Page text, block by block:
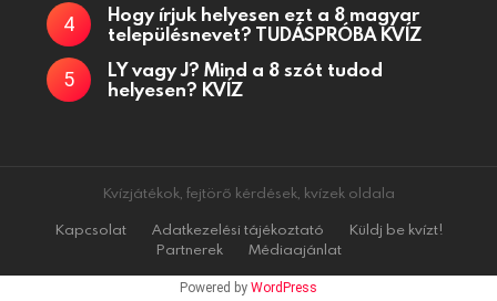
Hogy írjuk helyesen ezt a 8 magyar
településnevet? TUDÁSPRÓBA KVÍZ
LY vagy J? Mind a 8 szót tudod
helyesen? KVÍZ
Kvízjátékok, fejtörő kérdések, kvízek oldala
Kapcsolat
Adatkezelési tájékoztató
Küldj be kvízt!
Partnerek
Médiaajánlat
Powered by WordPress